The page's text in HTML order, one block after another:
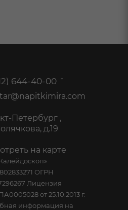
644-40-00
Петербург ,
д.19
на карте
ОГРН
Лицензия
от 25.10.2013 г.
информация на